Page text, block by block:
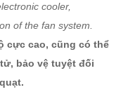
cooler,
of the fan system.
cực cao, cũng có thể
bảo vệ tuyệt đối